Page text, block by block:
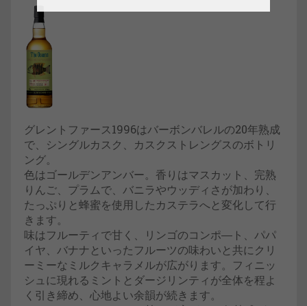
グレントファース1996はバーボンバレルの20年熟成
で、シングルカスク、カスクストレングスのボトリ
ング。
色はゴールデンアンバー。香りはマスカット、完熟
りんご、プラムで、バニラやウッディさが加わり、
たっぷりと蜂蜜を使用したカステラへと変化して行
きます。
味はフルーティで甘く、リンゴのコンポ―ト、パパ
イヤ、バナナといったフルーツの味わいと共にクリ
ーミーなミルクキャラメルが広がります。フィニッ
シュに現れるミントとダージリンティが全体を程よ
く引き締め、心地よい余韻が続きます。